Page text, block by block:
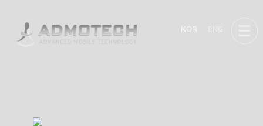
KOR